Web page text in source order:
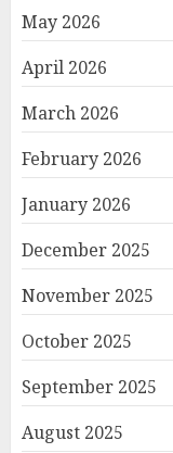
May 2026
April 2026
March 2026
February 2026
January 2026
December 2025
November 2025
October 2025
September 2025
August 2025